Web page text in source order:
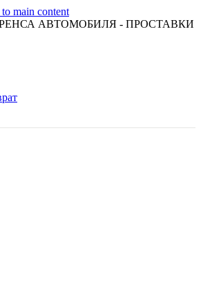
main content
АВТОМОБИЛЯ - ПРОСТАВКИ